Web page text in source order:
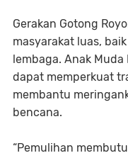
Gerakan Gotong
masyarakat luas,
lembaga. Anak
dapat memperkuat
membantu
bencana.
“Pemulihan